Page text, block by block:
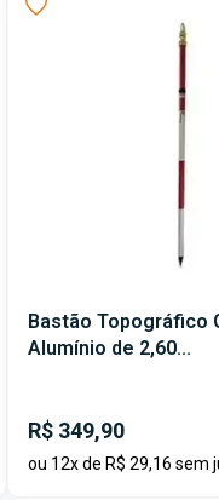
Bastão Topográfico
Alumínio de 2,60...
R$ 349,90
ou 12x de R$ 29,16 sem